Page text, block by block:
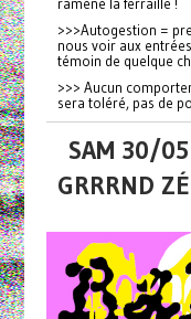
>>>Autogestion =
nous voir aux
témoin de quelque
>>> Aucun
sera toléré, pas de
SAM 30/05
GRRRND